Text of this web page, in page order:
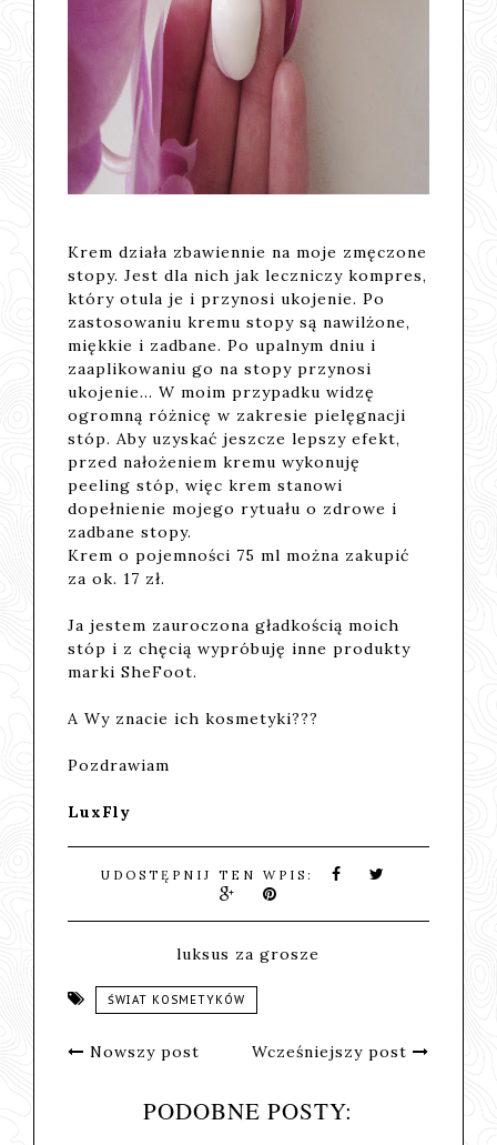
Krem działa zbawiennie na moje zmęczone
stopy. Jest dla nich jak leczniczy kompres,
który otula je i przynosi ukojenie. Po
zastosowaniu kremu stopy są nawilżone,
miękkie i zadbane. Po upalnym dniu i
zaaplikowaniu go na stopy przynosi
ukojenie... W moim przypadku widzę
ogromną różnicę w zakresie pielęgnacji
stóp. Aby uzyskać jeszcze lepszy efekt,
przed nałożeniem kremu wykonuję
peeling stóp, więc krem stanowi
dopełnienie mojego rytuału o zdrowe i
zadbane stopy.
Krem o pojemności 75 ml można zakupić
za ok. 17 zł.
Ja jestem zauroczona gładkością moich
stóp i z chęcią wypróbuję inne produkty
marki SheFoot.
A Wy znacie ich kosmetyki???
Pozdrawiam
LuxFly
UDOSTĘPNIJ TEN WPIS:
luksus za grosze
ŚWIAT KOSMETYKÓW
Nowszy post Wcześniejszy post
PODOBNE POSTY: